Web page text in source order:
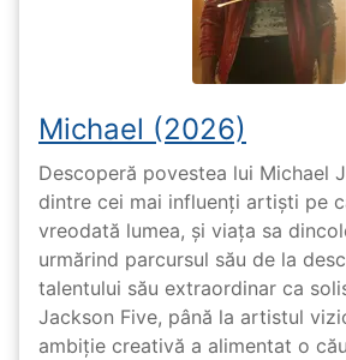
Michael (2026)
Descoperă povestea lui Michael
dintre cei mai influenți artiști pe
vreodată lumea, și viața sa
urmărind parcursul său de la
talentului său extraordinar ca
Jackson Five, până la artistul
ambiție creativă a alimentat o